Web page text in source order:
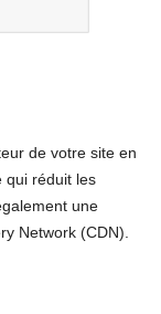
de votre site en
qui réduit les
une
Network (CDN).